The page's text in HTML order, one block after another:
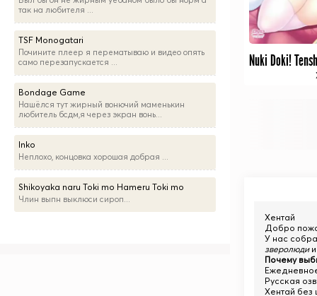
Хентай
Добро
У нас
зверолюдии
Почему
Русская
Хентай без
так на любителя ...
TSF Monogatari
Почините плеер я перематываю и видео опять
само перезапускается ...
Bondage Game
Нашёлся тут жирный вонючий маменькин
любитель бсдм,я через экран вонь...
Inko
Неплохо, концовка хорошая добрая ...
Shikoyaka naru Toki mo Hameru Toki mo
Члин выпн выклюси сироп...